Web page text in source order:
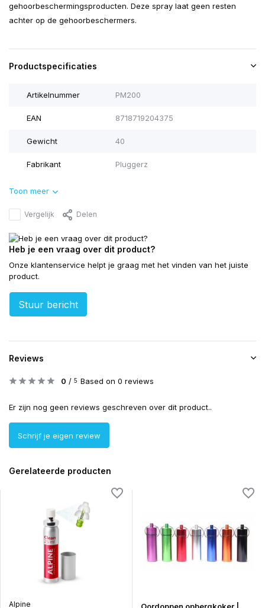
gehoorbeschermingsproducten. Deze spray laat geen resten
achter op de gehoorbeschermers.
Productspecificaties
Artikelnummer PM200
EAN 8718719204375
Gewicht 40
Fabrikant Pluggerz
Toon meer
Vergelijk Delen
Heb je een vraag over dit product?
Onze klantenservice helpt je graag met het vinden van het juiste
product.
Stuur bericht
Reviews
0 / 5 Based on 0 reviews
Er zijn nog geen reviews geschreven over dit product..
Schrijf je eigen review
Gerelateerde producten
Alpine
Oordoppen opbergkoker |